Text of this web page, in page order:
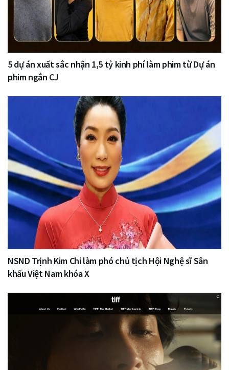
5 dự án xuất sắc nhận 1,5 tỷ kinh phí làm phim từ Dự án
phim ngắn CJ
NSND Trịnh Kim Chi làm phó chủ tịch Hội Nghệ sĩ Sân
khấu Việt Nam khóa X